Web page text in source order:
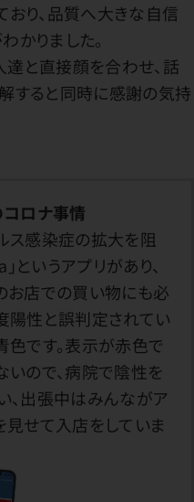
り、品質へ大きな自信
かりました。
と直接顔を合わせ、話
すると同時に感謝の気持
ロナ事情
ス感染症の拡大を阻
というアプリがあり、
お店での買い物にも必
陽性と誤判定されてい
色です。表示が赤色で
いので、病院で陰性を
、出張中はみんながア
見せて入店をしていま